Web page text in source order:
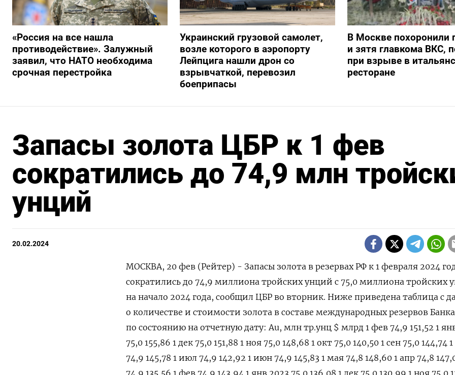
«Россия на все нашла
противодействие». Залужный
заявил, что НАТО необходима
срочная перестройка
Украинский грузовой самолет,
возле которого в аэропорту
Лейпцига нашли дрон со
взрывчаткой, перевозил
боеприпасы
В Москве похоронили
и зятя главкома ВКС,
при взрыве в
ресторане
Запасы золота ЦБР к 1 фев
сократились до 74,9 млн
унций
20.02.2024
МОСКВА, 20 фев (Рейтер) - Запасы золота в резервах РФ к 1 февраля 2024
сократились до 74,9 миллиона тройских унций с 75,0 миллиона тройских
на начало 2024 года, сообщил ЦБР во вторник. Ниже приведена таблица с
о количестве и стоимости золота в составе международных резервов
по состоянию на отчетную дату: Au, млн тр.унц $ млрд 1 фев 74,9 151,52 1
75,0 155,86 1 дек 75,0 151,88 1 ноя 75,0 148,68 1 окт 75,0 140,50 1 сен 75,0 144,74 1
74,9 145,78 1 июл 74,9 142,92 1 июн 74,9 145,83 1 мая 74,8 148,60 1 апр 74,8